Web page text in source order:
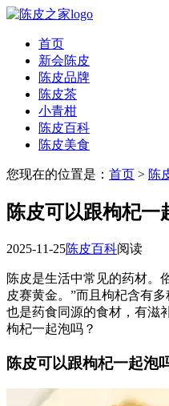
首页
新会陈皮
陈皮品牌
陈皮茶
小青柑
陈皮百科
陈皮美食
您现在的位置是： 首页 > 陈
陈皮可以跟枸杞一
2025-11-25陈皮百科阅读
陈皮是生活中常见的药材。
皮赛黄金。”而且枸杞含有
也是药食同源的食材，有滋
枸杞一起泡吗？
陈皮可以跟枸杞一起泡